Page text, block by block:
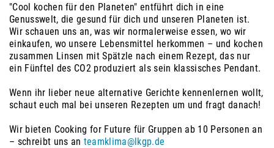
"Cool kochen für den Planeten" entführt dich in eine
Genusswelt, die gesund für dich und unseren Planeten ist.
Wir schauen uns an, was wir normalerweise essen, wo wir
einkaufen, wo unsere Lebensmittel herkommen – und kochen
zusammen Linsen mit Spätzle nach einem Rezept, das nur
ein Fünftel des CO2 produziert als sein klassisches Pendant.
Wenn ihr lieber neue alternative Gerichte kennenlernen wollt,
schaut euch mal bei unseren Rezepten um und fragt danach!
Wir bieten Cooking for Future für Gruppen ab 10 Personen an
– schreibt uns an teamklima@lkgp.de